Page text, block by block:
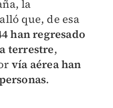
la
que, de esa
han regresado
terrestre,
vía aérea han
.